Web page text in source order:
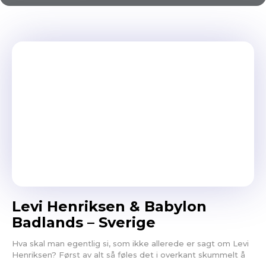
Levi Henriksen & Babylon
Badlands – Sverige
Hva skal man egentlig si, som ikke allerede er sagt om Levi
Henriksen? Først av alt så føles det i overkant skummelt å